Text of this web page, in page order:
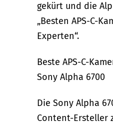
gekürt und die
„Besten APS-C-
Experten“.
Beste APS-C-
Sony Alpha 6700
Die Sony Alpha
Content-Ersteller